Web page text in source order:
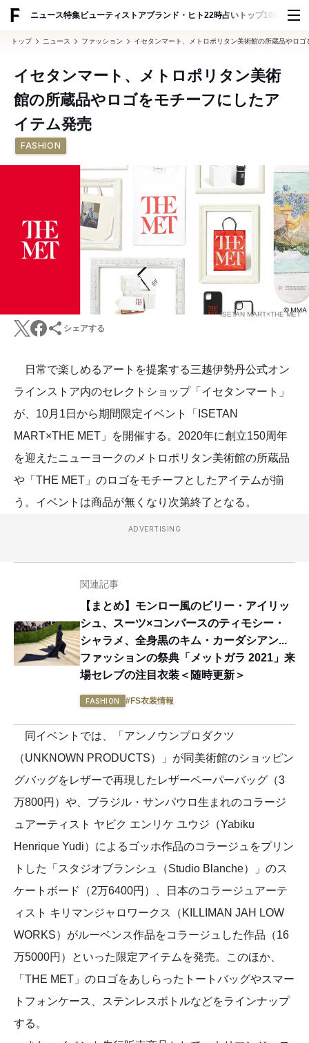
ニュース特集ビューティ ストアブランド・ヒト22時占い トップ100 スナッ
トップ ニュース ファッション イセタンマート、メトロポリタン美術館の所蔵品やロ
イセタンマート、メトロポリタン美術
館の所蔵品やロゴをモチーフにしたア
イテム発売
FASHION
ISETAN MART×THE MET
シェアする
日常で楽しめるアートを提案する三越伊勢丹公式オン
ラインストア内のセレクトショップ「イセタンマート」
が、10月1日から期間限定イベント「ISETAN
MART×THE MET」を開催する。2020年に創立150周年
を迎えたニューヨークのメトロポリタン美術館の所蔵品
や「THE MET」のロゴをモチーフとしたアイテムが揃
う。イベントは商品が無くなり次第終了となる。
ADVERTISING
関連記事
【まとめ】モンロー風のビリー・アイリッ
シュ、スーツ×コンバースのティモシー・
シャラメ、全身黒のキム・カーダシアン...
ファッションの祭典「メットガラ 2021」来
場セレブの注目衣装＜随時更新＞
FASHION #FS衣装情報
同イベントでは、「アンノウンプロダクツ
（UNKNOWN PRODUCTS）」が同美術館のショッピン
グバッグをレザーで再現したレザーペーパーバッグ（3
万800円）や、ブラジル・サンパウロ生まれのコラージ
ュアーティスト ヤビク エンリケ ユウジ（Yabiku
Henrique Yudi）によるゴッホ作品のコラージュをプリン
トした「スタジオブランシュ（Studio Blanche）」のス
ケートボード（2万6400円）、日本のコラージュアーテ
ィスト キリマンジャロワークス（KILLIMAN JAH LOW
WORKS）がルーベンス作品をコラージュした作品（16
万5000円）といった限定アイテムを発売。このほか、
「THE MET」のロゴをあしらったトートバッグやスマー
トフォンケース、ステンレスボトルなどをラインナップ
する。